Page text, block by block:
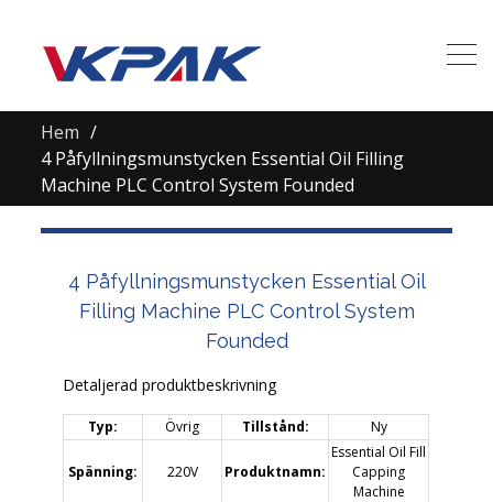
Hem
4 Påfyllningsmunstycken Essential Oil Filling
Machine PLC Control System Founded
4 Påfyllningsmunstycken Essential Oil
Filling Machine PLC Control System
Founded
Detaljerad produktbeskrivning
Typ: Övrig Tillstånd: Ny
Spänning: 220V Produktnamn:
Essential Oil Fill
Capping
Machine